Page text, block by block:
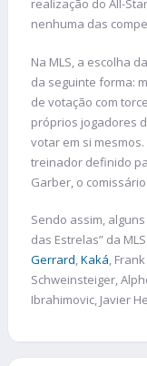
realização do All-
nenhuma das
Na MLS, a escolha
da seguinte forma:
de votação com
próprios jogadores
votar em si
treinador definido
Garber, o
Sendo assim,
das Estrelas” da
Gerrard,Kaká,
Schweinsteiger,
Ibrahimovic, Javier